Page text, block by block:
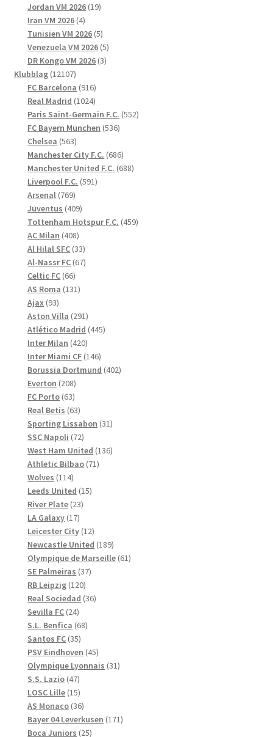
Jordan VM 2026 1919
Iran VM 2026 44
produkter
Tunisien VM 2026 55
produkter
Venezuela VM 2026 55
DR Kongo VM 2026 33
Klubblag 1210712107
produkter
FC Barcelona 916916
produkter
Real Madrid 10241024
produkter
Paris Saint-Germain F.C. 552552
FC Bayern München 536536
Chelsea 563563
produkter
Manchester City F.C. 686686
produkter
Manchester United F.C. 688688
Liverpool F.C. 591591
Arsenal 769769
produkter
Juventus 409409
produkter
Tottenham Hotspur F.C. 459459
AC Milan 408408
produkter
Al Hilal SFC 3333
produkter
Al-Nassr FC 6767
Celtic FC 6666
produkter
AS Roma 131131
Ajax 9393
produkter
Aston Villa 291291
produkter
Atlético Madrid 445445
Inter Milan 420420
produkter
Inter Miami CF 146146
produkter
Borussia Dortmund 402402
Everton 208208
produkter
FC Porto 6363
produkter
Real Betis 6363
produkter
Sporting Lissabon 3131
SSC Napoli 7272
produkter
West Ham United 136136
Athletic Bilbao 7171
Wolves 114114
produkter
Leeds United 1515
River Plate 2323
LA Galaxy 1717
produkter
Leicester City 1212
produkter
Newcastle United 189189
produkter
Olympique de Marseille 6161
SE Palmeiras 3737
RB Leipzig 120120
produkter
Real Sociedad 3636
Sevilla FC 2424
produkter
S.L. Benfica 6868
Santos FC 3535
produkter
PSV Eindhoven 4545
produkter
Olympique Lyonnais 3131
S.S. Lazio 4747
produkter
LOSC Lille 1515
produkter
AS Monaco 3636
produkter
Bayer 04 Leverkusen 171171
Boca Juniors 2525